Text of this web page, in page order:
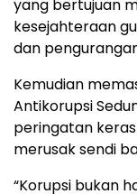
yang bertujuan
kesejahteraan
dan
Kemudian
Antikorupsi
peringatan
merusak sendi
“Korupsi bukan